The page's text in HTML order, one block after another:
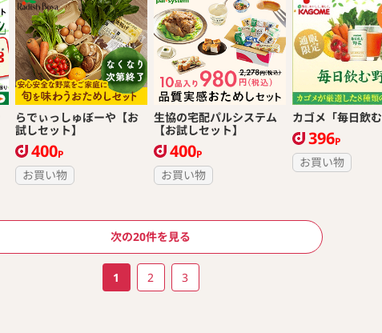
らでぃっしゅぼーや【お
試しセット】
400P
お買い物
生協の宅配パルシステム
【お試しセット】
400P
お買い物
カゴメ「毎日飲む
396P
お買い物
次の20件を見る
1 2 3